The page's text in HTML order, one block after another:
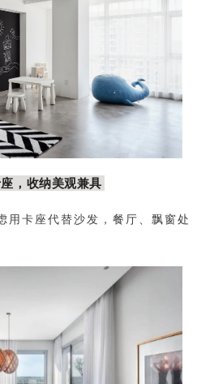
，收纳美观兼具
用卡座代替沙发，餐厅、飘窗处